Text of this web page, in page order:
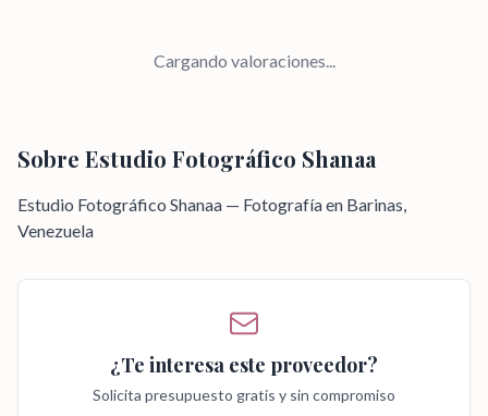
Cargando valoraciones...
Sobre Estudio Fotográfico Shanaa
Estudio Fotográfico Shanaa — Fotografía en Barinas,
Venezuela
¿Te interesa este proveedor?
Solicita presupuesto gratis y sin compromiso